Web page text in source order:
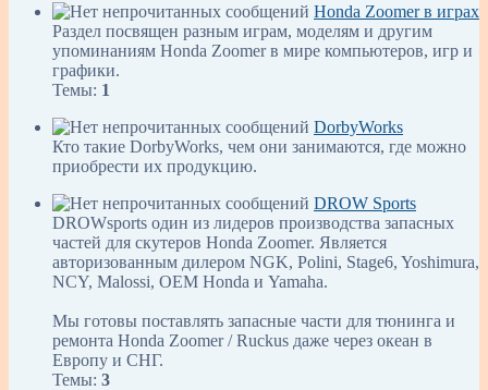
Honda Zoomer в играх
Раздел посвящен разным играм, моделям и другим
упоминаниям Honda Zoomer в мире компьютеров, игр и
графики.
Темы: 1
DorbyWorks
Кто такие DorbyWorks, чем они занимаются, где можно
приобрести их продукцию.
DROW Sports
DROWsports один из лидеров производства запасных
частей для скутеров Honda Zoomer. Является
авторизованным дилером NGK, Polini, Stage6, Yoshimura,
NCY, Malossi, OEM Honda и Yamaha.
Мы готовы поставлять запасные части для тюнинга и
ремонта Honda Zoomer / Ruckus даже через океан в
Европу и СНГ.
Темы: 3